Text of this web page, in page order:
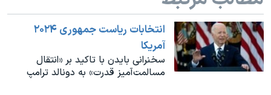
نرگس محمدی برنده جایزه نوبل صلح
همایش محافظه‌کاران آمریکا «سی‌پک»
صفحه‌های ویژه
انتخابات ریاست جمهوری ۲۰۲۴
آمریکا
سخنرانی بایدن با تاکید بر «انتقال
مسالمت‌آمیز قدرت» به دونالد ترامپ